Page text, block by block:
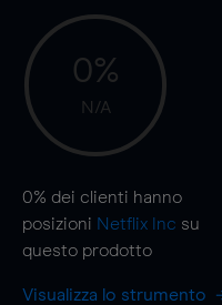
0%
N/A
0% dei clienti hanno
posizioni Netflix Inc su
questo prodotto
Visualizza lo strumento